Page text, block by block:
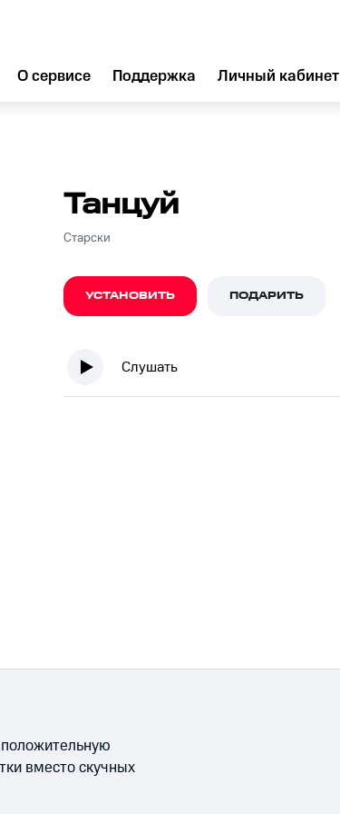
О сервисе Поддержка Личный кабинет
Танцуй
Старски
УСТАНОВИТЬ ПОДАРИТЬ
Слушать
вместо скучных